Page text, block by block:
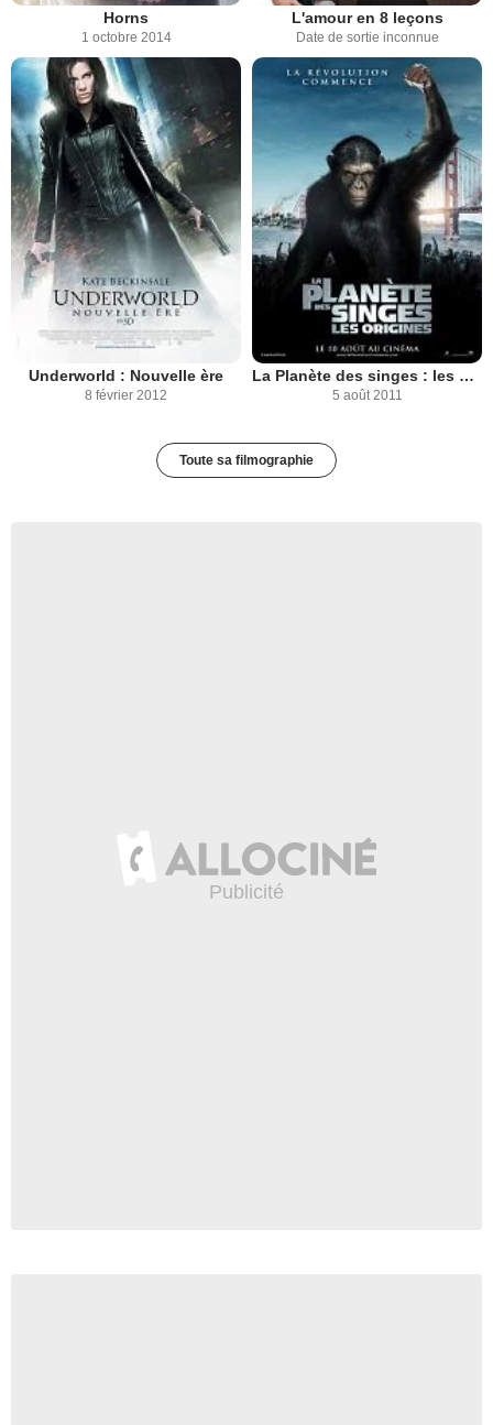
Horns
1 octobre 2014
L'amour en 8 leçons
Date de sortie inconnue
Underworld : Nouvelle ère
8 février 2012
La Planète des singes : les origines
5 août 2011
Toute sa filmographie